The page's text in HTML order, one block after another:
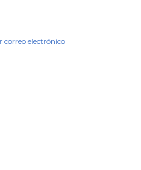
correo electrónico